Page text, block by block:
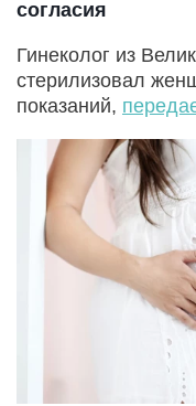
согласия
Гинеколог из
стерилизовал
показаний,